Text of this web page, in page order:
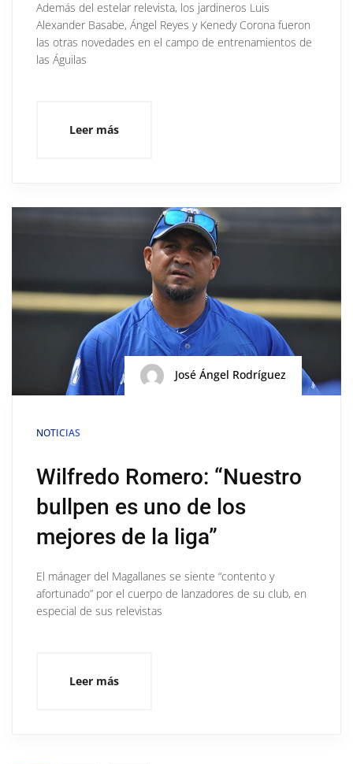
Además del estelar relevista, los jardineros Luis
Alexander Basabe, Ángel Reyes y Kenedy Corona fueron
las otras novedades en el campo de entrenamientos de
las Águilas
Leer más
José Ángel Rodríguez
NOTICIAS
Wilfredo Romero: “Nuestro
bullpen es uno de los
mejores de la liga”
El mánager del Magallanes se siente “contento y
afortunado” por el cuerpo de lanzadores de su club, en
especial de sus relevistas
Leer más